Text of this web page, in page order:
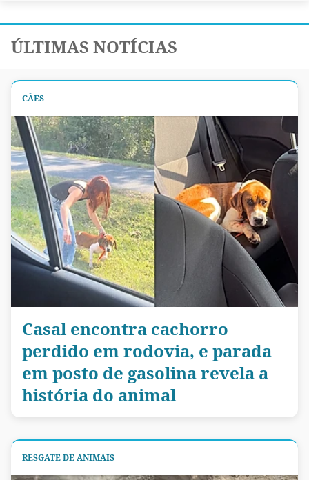
ÚLTIMAS NOTÍCIAS
CÃES
Casal encontra cachorro
perdido em rodovia, e parada
em posto de gasolina revela a
história do animal
RESGATE DE ANIMAIS